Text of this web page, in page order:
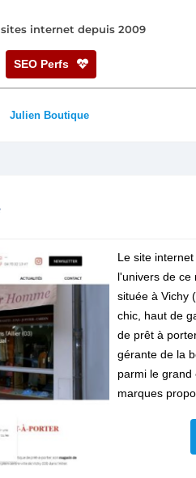
internet depuis 2009
SEO Perfs
Julien Boutique
Le site
l'univers de ce
située à Vichy
chic, haut de
de prêt à
gérante de la
parmi le grand
marques